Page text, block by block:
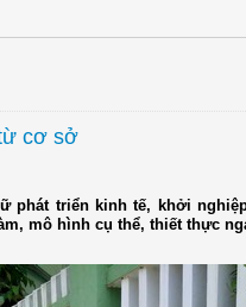
cơ sở
phát triển kinh tế, khởi
mô hình cụ thể, thiết thực